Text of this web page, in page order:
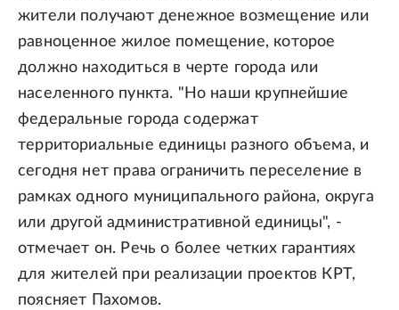
жители получают денежное возмещение или
равноценное жилое помещение, которое
должно находиться в черте города или
населенного пункта. "Но наши крупнейшие
федеральные города содержат
территориальные единицы разного объема, и
сегодня нет права ограничить переселение в
рамках одного муниципального района, округа
или другой административной единицы", -
отмечает он. Речь о более четких гарантиях
для жителей при реализации проектов КРТ,
поясняет Пахомов.